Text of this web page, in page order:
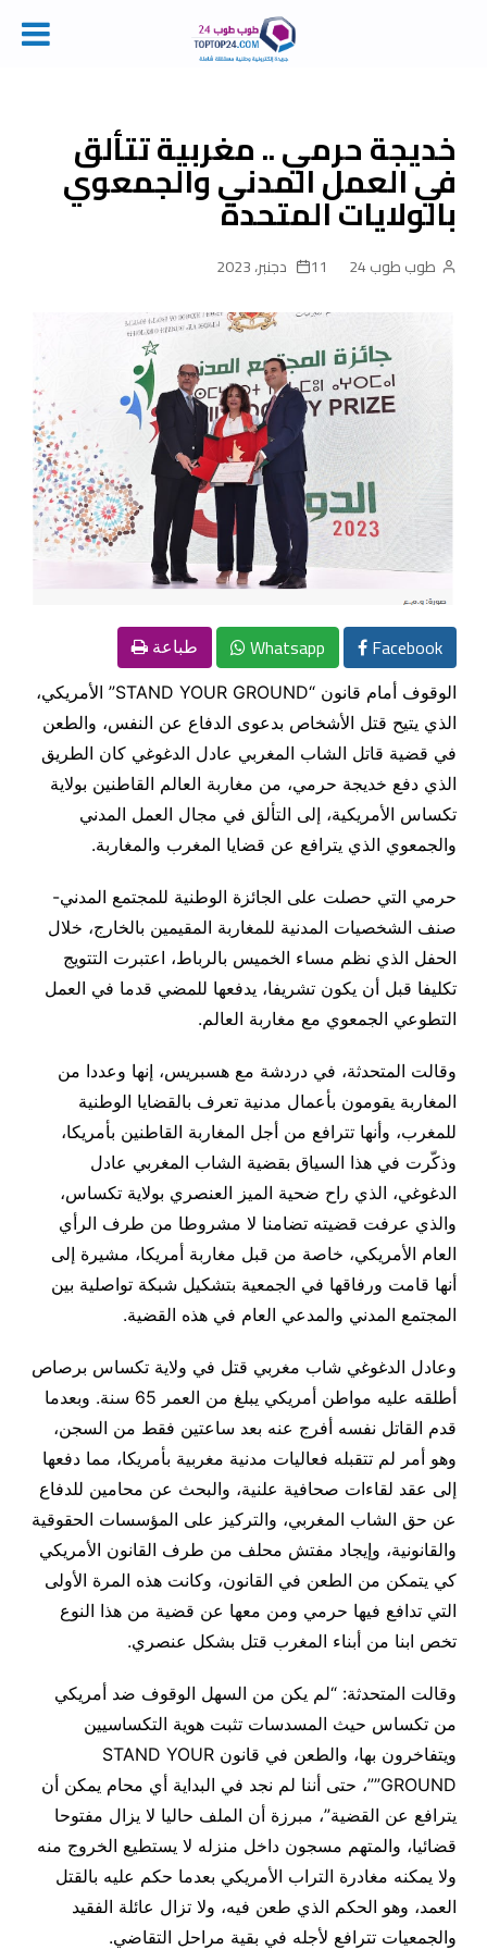
contentخديجة حرمي .. مغربية تتألق
في العمل المدني والجمعوي
بالولايات المتحدة
طوب طوب 24 11 دجنبر، 2023
Facebook
Whatsapp طباعة
الوقوف أمام قانون “STAND YOUR GROUND” الأمريكي،
الذي يتيح قتل الأشخاص بدعوى الدفاع عن النفس، والطعن
في قضية قاتل الشاب المغربي عادل الدغوغي كان الطريق
الذي دفع خديجة حرمي، من مغاربة العالم القاطنين بولاية
تكساس الأمريكية، إلى التألق في مجال العمل المدني
والجمعوي الذي يترافع عن قضايا المغرب والمغاربة.
حرمي التي حصلت على الجائزة الوطنية للمجتمع المدني-
صنف الشخصيات المدنية للمغاربة المقيمين بالخارج، خلال
الحفل الذي نظم مساء الخميس بالرباط، اعتبرت التتويج
تكليفا قبل أن يكون تشريفا، يدفعها للمضي قدما في العمل
التطوعي الجمعوي مع مغاربة العالم.
وقالت المتحدثة، في دردشة مع هسبريس، إنها وعددا من
المغاربة يقومون بأعمال مدنية تعرف بالقضايا الوطنية
للمغرب، وأنها تترافع من أجل المغاربة القاطنين بأمريكا،
وذكّرت في هذا السياق بقضية الشاب المغربي عادل
الدغوغي، الذي راح ضحية الميز العنصري بولاية تكساس،
والذي عرفت قضيته تضامنا لا مشروطا من طرف الرأي
العام الأمريكي، خاصة من قبل مغاربة أمريكا، مشيرة إلى
أنها قامت ورفاقها في الجمعية بتشكيل شبكة تواصلية بين
المجتمع المدني والمدعي العام في هذه القضية.
وعادل الدغوغي شاب مغربي قتل في ولاية تكساس برصاص
أطلقه عليه مواطن أمريكي يبلغ من العمر 65 سنة. وبعدما
قدم القاتل نفسه أفرج عنه بعد ساعتين فقط من السجن،
وهو أمر لم تتقبله فعاليات مدنية مغربية بأمريكا، مما دفعها
إلى عقد لقاءات صحافية علنية، والبحث عن محامين للدفاع
عن حق الشاب المغربي، والتركيز على المؤسسات الحقوقية
والقانونية، وإيجاد مفتش محلف من طرف القانون الأمريكي
كي يتمكن من الطعن في القانون، وكانت هذه المرة الأولى
التي تدافع فيها حرمي ومن معها عن قضية من هذا النوع
تخص ابنا من أبناء المغرب قتل بشكل عنصري.
وقالت المتحدثة: “لم يكن من السهل الوقوف ضد أمريكي
من تكساس حيث المسدسات تثبت هوية التكساسيين
ويتفاخرون بها، والطعن في قانون STAND YOUR
GROUND””، حتى أننا لم نجد في البداية أي محام يمكن أن
يترافع عن القضية”، مبرزة أن الملف حاليا لا يزال مفتوحا
قضائيا، والمتهم مسجون داخل منزله لا يستطيع الخروج منه
ولا يمكنه مغادرة التراب الأمريكي بعدما حكم عليه بالقتل
العمد، وهو الحكم الذي طعن فيه، ولا تزال عائلة الفقيد
والجمعيات تترافع لأجله في بقية مراحل التقاضي.